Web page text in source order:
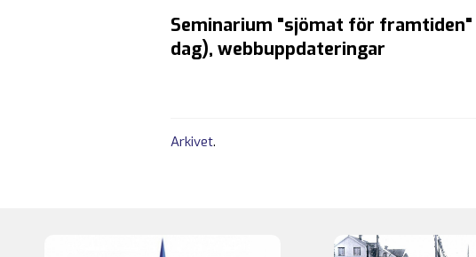
Seminarium "sjömat för
dag), webbuppdateringar
Arkivet.